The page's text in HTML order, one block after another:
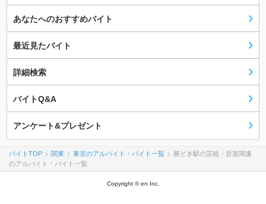
あなたへのおすすめバイト
最近見たバイト
詳細検索
バイトQ&A
アンケート&プレゼント
バイトTOP 関東 東京のアルバイト・バイト一覧
勝どき駅の芸能・音楽関連
のアルバイト・バイト一覧
Copyright © en Inc.